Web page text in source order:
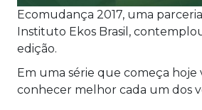
Ecomudança 2017, uma
Instituto Ekos Brasil,
edição.
Em uma série que começa hoje
conhecer melhor cada um dos